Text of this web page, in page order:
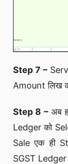
Step 7 –
Amount लिख
Step 8 –अब
Ledger को
Sale एक ही
SGST